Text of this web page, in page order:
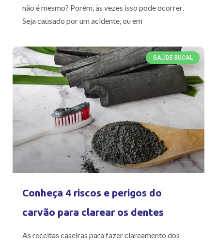
não é mesmo? Porém, às vezes isso pode ocorrer.
Seja causado por um acidente, ou em
SAÚDE BUCAL
Conheça 4 riscos e perigos do
carvão para clarear os dentes
As receitas caseiras para fazer clareamento dos